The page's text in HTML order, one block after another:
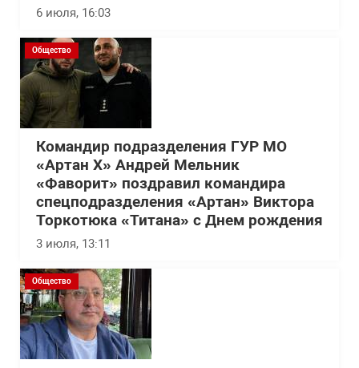
6 июля, 16:03
Общество
Командир подразделения ГУР МО
«Артан Х» Андрей Мельник
«Фаворит» поздравил командира
спецподразделения «Артан» Виктора
Торкотюка «Титана» с Днем рождения
3 июля, 13:11
Общество